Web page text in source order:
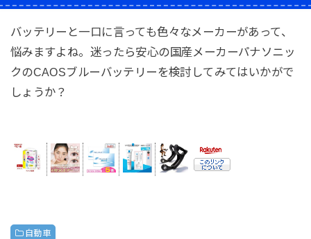
バッテリーと一口に言っても色々なメーカーがあって、
悩みますよね。迷ったら安心の国産メーカーパナソニッ
クのCAOSブルーバッテリーを検討してみてはいかがで
しょうか？
自動車